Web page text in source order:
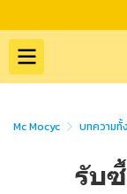
Mc Mocyc บทความทั้
รับ